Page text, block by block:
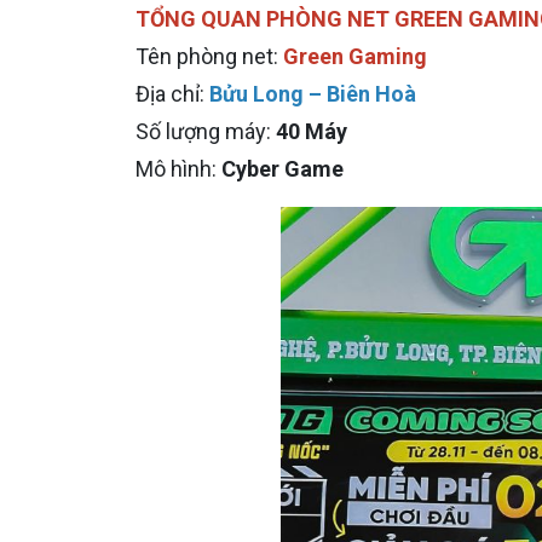
TỔNG QUAN PHÒNG NET GREEN
Tên phòng net: Green Gaming
Địa chỉ: Bửu Long – Biên Hoà
Số lượng máy: 40 Máy
Mô hình: Cyber Game